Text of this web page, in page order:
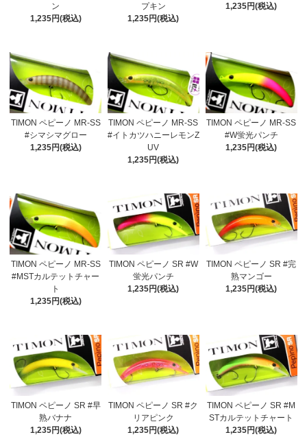
ン
1,235円(税込)
プキン
1,235円(税込)
1,235円(税込)
TIMON ペピーノ MR-SS
#シマシマグロー
1,235円(税込)
TIMON ペピーノ MR-SS
#イトカツハニーレモンZ
UV
1,235円(税込)
TIMON ペピーノ MR-SS
#W蛍光パンチ
1,235円(税込)
TIMON ペピーノ MR-SS
#MSTカルテットチャー
ト
1,235円(税込)
TIMON ペピーノ SR #W
蛍光パンチ
1,235円(税込)
TIMON ペピーノ SR #完
熟マンゴー
1,235円(税込)
TIMON ペピーノ SR #早
熟バナナ
1,235円(税込)
TIMON ペピーノ SR #ク
リアピンク
1,235円(税込)
TIMON ペピーノ SR #M
STカルテットチャート
1,235円(税込)